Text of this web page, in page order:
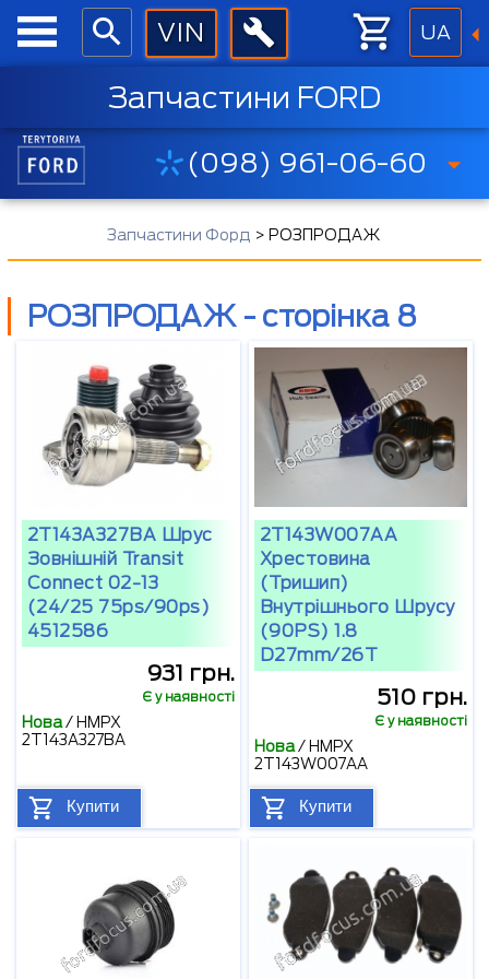
UA
Запчастини FORD
(098) 961-06-60
Запчастини Форд > РОЗПРОДАЖ
РОЗПРОДАЖ - сторінка 8
2T143A327BA Шрус
Зовнішній Transit
Connect 02-13
(24/25 75ps/90ps)
4512586
931 грн.
Є у наявності
Нова/ HMPX
2T143A327BA
Купити
2T143W007AA
Хрестовина
(тришип)
Внутрішнього Шрусу
(90PS) 1.8
D27mm/26T
510 грн.
Є у наявності
Нова/ HMPX
2T143W007AA
Купити